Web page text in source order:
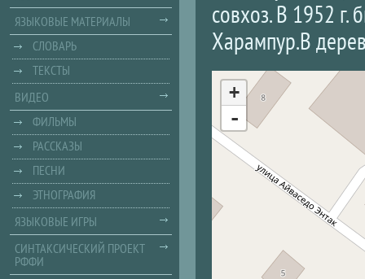
совхоз. В 1952 г.
Харампур.В
+
-
ЯЗЫКОВЫЕ МАТЕРИАЛЫ
СЛОВАРЬ
ТЕКСТЫ
ВИДЕО
ФИЛЬМЫ
РАССКАЗЫ
ПЕСНИ
ЭТНОГРАФИЯ
ЯЗЫКОВЫЕ ИГРЫ
СИНТАКСИЧЕСКИЙ ПРОЕКТ
РФФИ